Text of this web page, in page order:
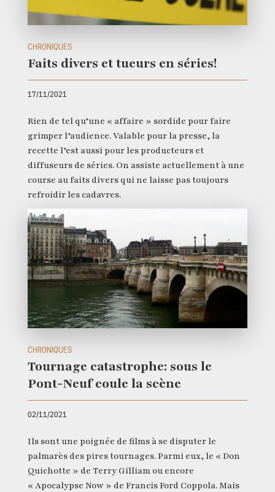
CHRONIQUES
Faits divers et tueurs en séries!
17/11/2021
Rien de tel qu’une « affaire » sordide pour faire
grimper l’audience. Valable pour la presse, la
recette l’est aussi pour les producteurs et
diffuseurs de séries. On assiste actuellement à une
course au faits divers qui ne laisse pas toujours
refroidir les cadavres.
CHRONIQUES
Tournage catastrophe: sous le
Pont-Neuf coule la scène
02/11/2021
Ils sont une poignée de films à se disputer le
palmarès des pires tournages. Parmi eux, le « Don
Quichotte » de Terry Gilliam ou encore
« Apocalypse Now » de Francis Ford Coppola. Mais